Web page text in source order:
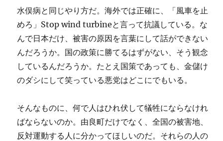
水俣病と同じやり方だ。海外では正確に、「風車を止
めろ」Stop wind turbineと言って抗議している。な
んで日本だけ、被害の原因を言葉にして話ができない
んだろうか。国の政策に勝てるはずがない、そう観念
しているんだろうか。たとえ国策であっても、金儲け
のダシにして笑っている悪党はどこにでもいる。
そんなものに、何で人はひれ伏して犠牲にならなけれ
ばならないのか。由良町だけでなく、全国の被害地、
反対運動する人に分かってほしいのだ。それらの人の